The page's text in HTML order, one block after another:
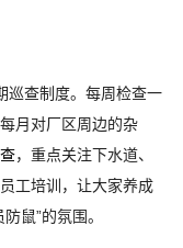
巡查制度。每周检查一
月对厂区周边的杂
，重点关注下水道、
工培训，让大家养成
鼠”的氛围。